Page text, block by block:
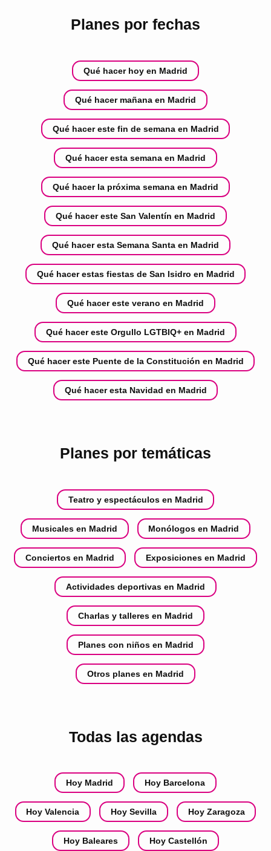
Planes por fechas
Qué hacer hoy en Madrid
Qué hacer mañana en Madrid
Qué hacer este fin de semana en Madrid
Qué hacer esta semana en Madrid
Qué hacer la próxima semana en Madrid
Qué hacer este San Valentín en Madrid
Qué hacer esta Semana Santa en Madrid
Qué hacer estas fiestas de San Isidro en Madrid
Qué hacer este verano en Madrid
Qué hacer este Orgullo LGTBIQ+ en Madrid
Qué hacer este Puente de la Constitución en Madrid
Qué hacer esta Navidad en Madrid
Planes por temáticas
Teatro y espectáculos en Madrid
Musicales en Madrid Monólogos en Madrid
Conciertos en Madrid Exposiciones en Madrid
Actividades deportivas en Madrid
Charlas y talleres en Madrid
Planes con niños en Madrid
Otros planes en Madrid
Todas las agendas
Hoy Madrid Hoy Barcelona
Hoy Valencia Hoy Sevilla Hoy Zaragoza
Hoy Baleares Hoy Castellón